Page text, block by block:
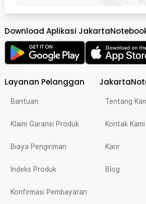
Download Aplikasi
Layanan Pelanggan
Bantuan
Klaim Garansi Produk
Biaya Pengiriman
Indeks Produk
Konfirmasi Pembayaran
Tentang
Kontak Kami
Karir
Blog